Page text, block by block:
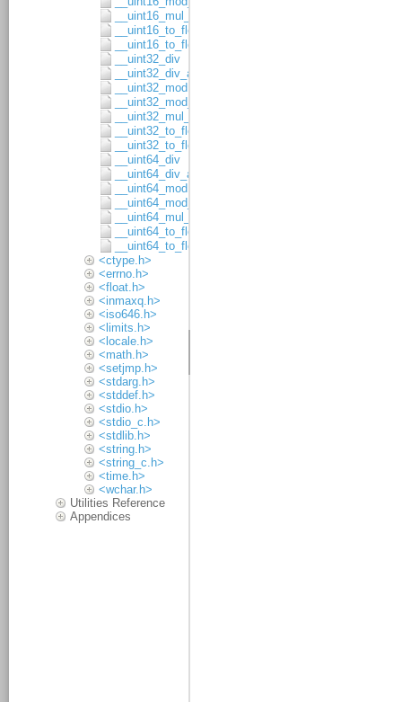
__uint16_mul_8x8
__uint16_to_float32
__uint16_to_float64
__uint32_div
__uint32_div_asgn
__uint32_mod
__uint32_mod_asgn
__uint32_mul_16x16
__uint32_to_float32
__uint32_to_float64
__uint64_div
__uint64_div_asgn
__uint64_mod
__uint64_mod_asgn
__uint64_mul_32x32
__uint64_to_float32
__uint64_to_float64
<ctype.h>
<errno.h>
<float.h>
<inmaxq.h>
<iso646.h>
<limits.h>
<locale.h>
<math.h>
<setjmp.h>
<stdarg.h>
<stddef.h>
<stdio.h>
<stdio_c.h>
<stdlib.h>
<string.h>
<string_c.h>
<time.h>
<wchar.h>
Utilities Reference
Appendices